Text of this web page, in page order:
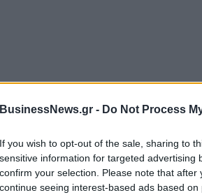
BusinessNews.gr - Do Not Process
If you wish to opt-out of the sale, sharing to
sensitive information for targeted advertising
confirm your selection. Please note that
continue seeing interest-based ads based
Βουλή χθες, Παρασκευή 13
έχει προγραμματιστεί για
και να τεθεί σε
2024.